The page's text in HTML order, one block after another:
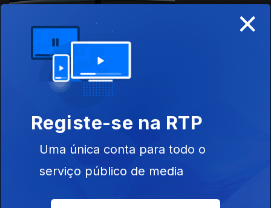
×
Registe-se na RTP
Uma única conta para todo o
serviço público de media